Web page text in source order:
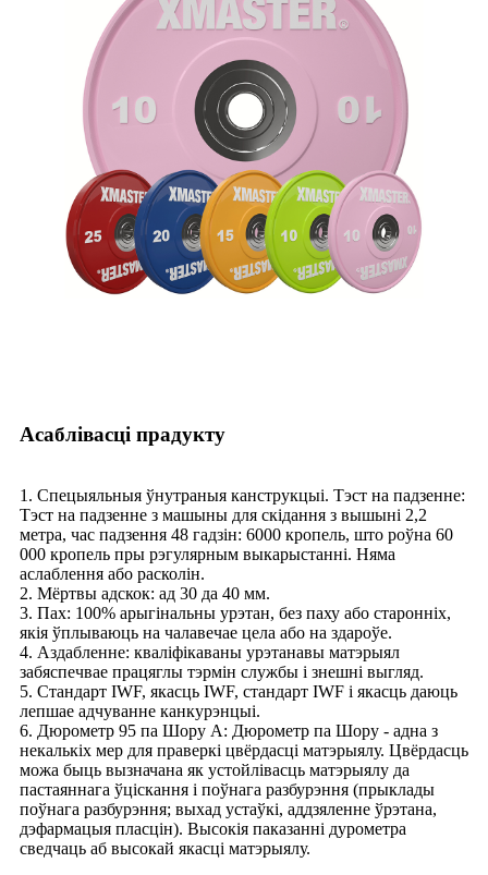
Асаблівасці прадукту
1. Спецыяльныя ўнутраныя канструкцыі. Тэст на падзенне:
Тэст на падзенне з машыны для скідання з вышыні 2,2
метра, час падзення 48 гадзін: 6000 кропель, што роўна 60
000 кропель пры рэгулярным выкарыстанні. Няма
аслаблення або расколін.
2. Мёртвы адскок: ад 30 да 40 мм.
3. Пах: 100% арыгінальны урэтан, без паху або старонніх,
якія ўплываюць на чалавечае цела або на здароўе.
4. Аздабленне: кваліфікаваны урэтанавы матэрыял
забяспечвае працяглы тэрмін службы і знешні выгляд.
5. Стандарт IWF, якасць IWF, стандарт IWF і якасць даюць
лепшае адчуванне канкурэнцыі.
6. Дюрометр 95 па Шору A: Дюрометр па Шору - адна з
некалькіх мер для праверкі цвёрдасці матэрыялу. Цвёрдасць
можа быць вызначана як устойлівасць матэрыялу да
пастаяннага ўціскання і поўнага разбурэння (прыклады
поўнага разбурэння; выхад устаўкі, аддзяленне ўрэтана,
дэфармацыя пласцін). Высокія паказанні дурометра
сведчаць аб высокай якасці матэрыялу.